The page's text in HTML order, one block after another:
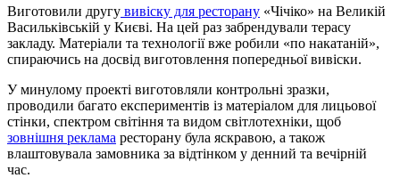
Виготовили другу вивіску для ресторану «Чічіко» на Великій
Васильківській у Києві. На цей раз забрендували терасу
закладу. Матеріали та технології вже робили «по накатаній»,
спираючись на досвід виготовлення попередньої вивіски.
У минулому проекті виготовляли контрольні зразки,
проводили багато експериментів із матеріалом для лицьової
стінки, спектром світіння та видом світлотехніки, щоб
зовнішня реклама ресторану була яскравою, а також
влаштовувала замовника за відтінком у денний та вечірній
час.